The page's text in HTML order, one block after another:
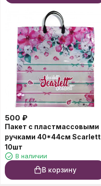
500 ₽
Пакет с пластмассовыми
ручками 40*44см Scarlett
10шт
В наличии
В корзину